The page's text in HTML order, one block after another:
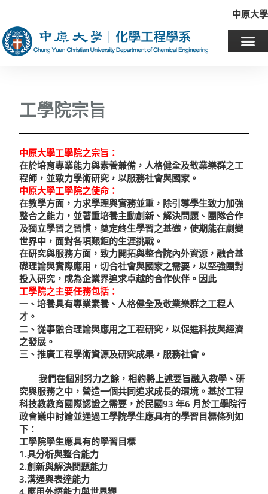
中原大學
工學院宗旨
中原大學工學院之宗旨：
在於培育專業能力與素養兼備，人格健全及敬業樂群之工
程師，並致力學術研究，以服務社會與國家。
中原大學工學院之使命：
在教學方面，力求學理與實務並重，除引導學生致力加強
整合之能力，並著重培養主動創新、解決問題、團隊合作
及獨立學習之習慣，奠定終生學習之基礎，使期能在劇變
世界中，面對各項艱鉅的生涯挑戰。
在研究與服務方面，致力開拓與整合院內外資源，融合基
礎理論與實際應用，切合社會與國家之需要，以堅強團對
投入研究，成為企業界追求卓越的合作伙伴。因此
工學院之主要任務包括：
一、培養具有專業素養、人格健全及敬業樂群之工程人
才。
二、從事融合理論與應用之工程研究，以促進科技與經濟
之發展。
三、推廣工程學術資源及研究成果，服務社會。
我們在個別努力之餘，相約將上述要旨融入教學、研
究與服務之中，營造一個共同追求成長的環境。基於工程
科技教教育國際認證之需要，於民國93 年6 月於工學院行
政會議中討論並通過工學院學生應具有的學習目標條列如
下：
工學院學生應具有的學習目標
1.具分析與整合能力
2.創新與解決問題能力
3.溝通與表達能力
4.應用外語能力與世界觀